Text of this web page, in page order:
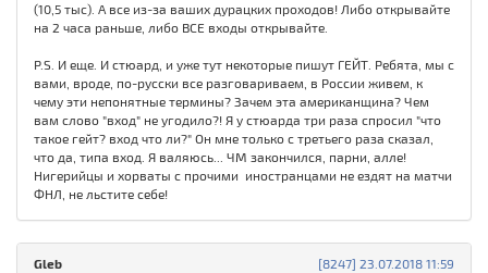
(10,5 тыс). А все из-за ваших дурацких проходов! Либо открывайте
на 2 часа раньше, либо ВСЕ входы открывайте.
P.S. И еще. И стюард, и уже тут некоторые пишут ГЕЙТ. Ребята, мы с
вами, вроде, по-русски все разговариваем, в России живем, к
чему эти непонятные термины? Зачем эта американщина? Чем
вам слово "вход" не угодило?! Я у стюарда три раза спросил "что
такое гейт? вход что ли?" Он мне только с третьего раза сказал,
что да, типа вход. Я валяюсь... ЧМ закончился, парни, алле!
Нигерийцы и хорваты с прочими иностранцами не ездят на матчи
ФНЛ, не льстите себе!
[8247] 23.07.2018 11:59
Gleb